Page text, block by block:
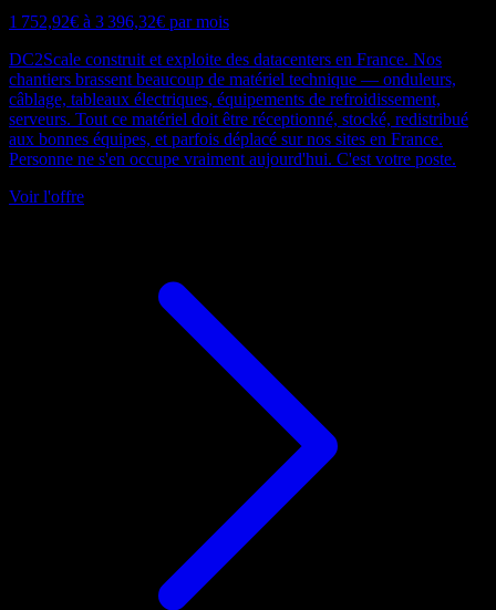
1 752,92€ à 3 396,32€ par mois
DC2Scale construit et exploite des datacenters en France. Nos
chantiers brassent beaucoup de matériel technique — onduleurs,
câblage, tableaux électriques, équipements de refroidissement,
serveurs. Tout ce matériel doit être réceptionné, stocké, redistribué
aux bonnes équipes, et parfois déplacé sur nos sites en France.
Personne ne s'en occupe vraiment aujourd'hui. C'est votre poste.
Voir l'offre